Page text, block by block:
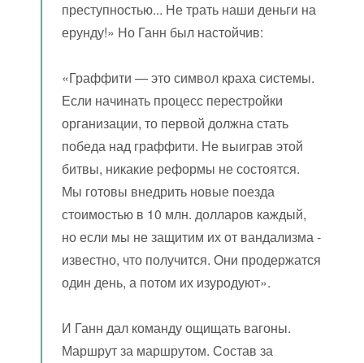
преступностью... Не трать наши деньги на
ерунду!» Но Ганн был настойчив:
«Граффити — это символ краха системы.
Если начинать процесс перестройки
организации, то первой должна стать
победа над граффити. Не выиграв этой
битвы, никакие реформы не состоятся.
Мы готовы внедрить новые поезда
стоимостью в 10 млн. долларов каждый,
но если мы не защитим их от вандализма -
известно, что получится. Они продержатся
один день, а потом их изуродуют».
И Ганн дал команду ощищать вагоны.
Маршрут за маршрутом. Состав за